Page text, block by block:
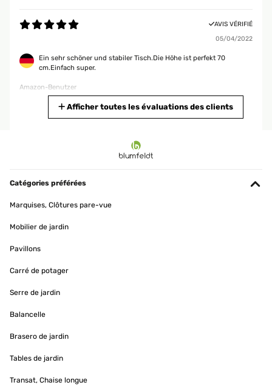
AVIS VÉRIFIÉ
05/04/2022
Ein sehr schöner und stabiler Tisch.Die Höhe ist perfekt 70
cm.Einfach super.
Amazon-Benutzer
Kauf.
Amazon-Benutzer
Afficher toutes les évaluations des clients
Catégories préférées
Marquises, Clôtures pare-vue
Mobilier de jardin
Pavillons
Carré de potager
Serre de jardin
Balancelle
Brasero de jardin
Tables de jardin
Transat, Chaise longue